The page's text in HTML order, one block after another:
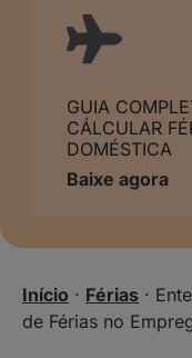
GUIA
CÁLCULAR
DOMÉSTICA
Baixe agora
Início · Férias ·
de Férias no